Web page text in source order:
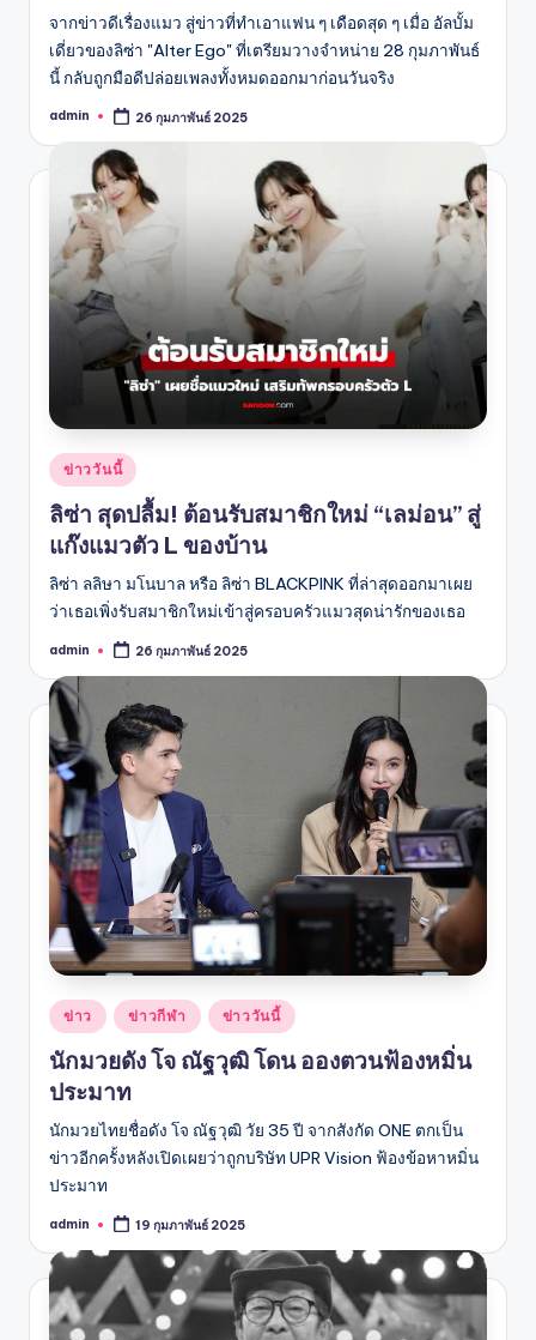
จากข่าวดีเรื่องแมว สู่ข่าวที่ทำเอาแฟน ๆ เดือดสุด ๆ เมื่อ อัลบั้ม
เดี่ยวของลิซ่า "Alter Ego" ที่เตรียมวางจำหน่าย 28 กุมภาพันธ์
นี้ กลับถูกมือดีปล่อยเพลงทั้งหมดออกมาก่อนวันจริง
Posted
admin 26 กุมภาพันธ์ 2025
Posted
in
ข่าววันนี้
ลิซ่า สุดปลื้ม! ต้อนรับสมาชิกใหม่ “เลม่อน” สู่
แก๊งแมวตัว L ของบ้าน
ลิซ่า ลลิษา มโนบาล หรือ ลิซ่า BLACKPINK ที่ล่าสุดออกมาเผย
ว่าเธอเพิ่งรับสมาชิกใหม่เข้าสู่ครอบครัวแมวสุดน่ารักของเธอ
Posted
admin 26 กุมภาพันธ์ 2025
Posted
in
ข่าว ข่าวกีฬา ข่าววันนี้
นักมวยดัง โจ ณัฐวุฒิ โดน อองตวนฟ้องหมิ่น
ประมาท
นักมวยไทยชื่อดัง โจ ณัฐวุฒิ วัย 35 ปี จากสังกัด ONE ตกเป็น
ข่าวอีกครั้งหลังเปิดเผยว่าถูกบริษัท UPR Vision ฟ้องข้อหาหมิ่น
ประมาท
Posted
admin 19 กุมภาพันธ์ 2025